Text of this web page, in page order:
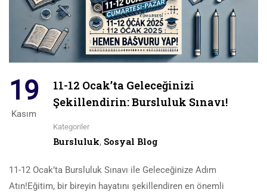
19
Kasım
11-12 Ocak’ta Geleceğinizi
Şekillendirin: Bursluluk Sınavı!
Kategoriler
Bursluluk, Sosyal Blog
11-12 Ocak’ta Bursluluk Sınavı ile Geleceğinize Adım
Atın!Eğitim, bir bireyin hayatını şekillendiren en önemli